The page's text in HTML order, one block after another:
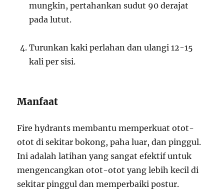
mungkin, pertahankan sudut 90 derajat
pada lutut.
Turunkan kaki perlahan dan ulangi 12-15
kali per sisi.
Manfaat
Fire hydrants membantu memperkuat otot-
otot di sekitar bokong, paha luar, dan pinggul.
Ini adalah latihan yang sangat efektif untuk
mengencangkan otot-otot yang lebih kecil di
sekitar pinggul dan memperbaiki postur.